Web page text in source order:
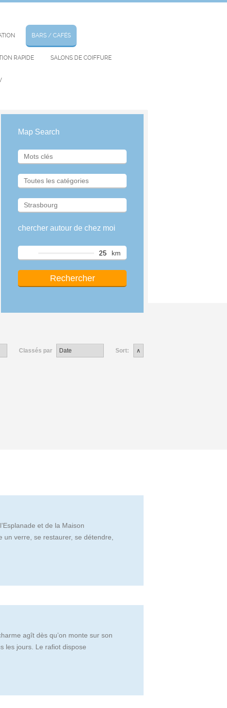
BARS / CAFÉS
RAPIDE SALONS DE COIFFURE
Map Search
chercher autour de chez moi
km
Classés par Sort:
et de la Maison
un verre, se restaurer, se détendre,
agît dès qu’on monte sur son
les jours. Le rafiot dispose